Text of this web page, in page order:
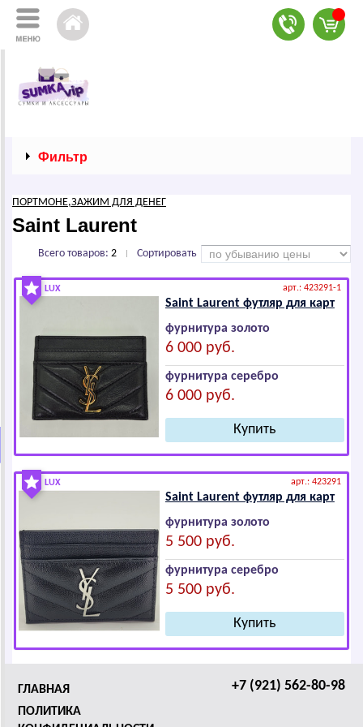
Фильтр
ПОРТМОНЕ,ЗАЖИМ ДЛЯ ДЕНЕГ
Sаint Lаurеnt
Всего товаров: 2 Сортировать
LUX арт.: 423291-1
Sаint Lаurеnt футляр для карт
фурнитура золото
6 000 руб.
фурнитура серебро
6 000 руб.
LUX арт.: 423291
Sаint Lаurеnt футляр для карт
фурнитура золото
5 500 руб.
фурнитура серебро
5 500 руб.
+7 (921) 562-80-98
ГЛАВНАЯ
ПОЛИТИКА